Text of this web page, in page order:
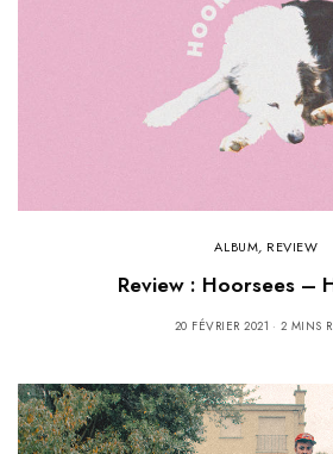
ALBUM, REVIEW
Review : Hoorsees –
20 FÉVRIER 2021 2 MINS